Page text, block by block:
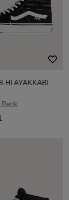
HI AYAKKABI